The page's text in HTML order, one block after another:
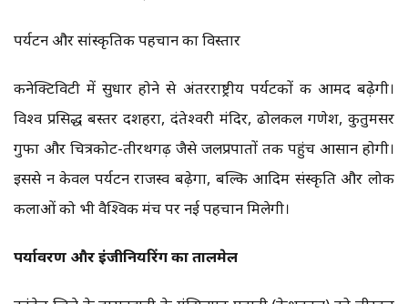
पर्यटन और सांस्कृतिक पहचान का विस्तार
कनेक्टिविटी में सुधार होने से अंतरराष्ट्रीय पर्यटकों की आमद बढ़ेगी।
विश्व प्रसिद्ध बस्तर दशहरा, दंतेश्वरी मंदिर, ढोलकल गणेश, कुतुमसर
गुफा और चित्रकोट-तीरथगढ़ जैसे जलप्रपातों तक पहुंच आसान होगी।
इससे न केवल पर्यटन राजस्व बढ़ेगा, बल्कि आदिम संस्कृति और लोक
कलाओं को भी वैश्विक मंच पर नई पहचान मिलेगी।
पर्यावरण और इंजीनियरिंग का तालमेल